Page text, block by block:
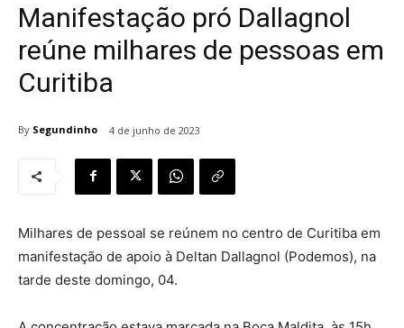
Manifestação pró Dallagnol
reúne milhares de pessoas em
Curitiba
By Segundinho 4 de junho de 2023
Milhares de pessoal se reúnem no centro de Curitiba em
manifestação de apoio à Deltan Dallagnol (Podemos), na
tarde deste domingo, 04.